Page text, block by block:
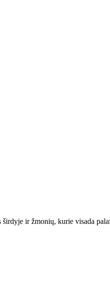
ir žmonių, kurie visada